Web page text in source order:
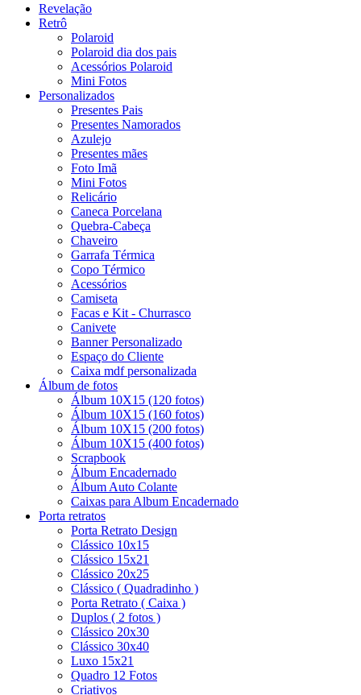
Revelação
Retrô
Polaroid
Polaroid dia dos pais
Acessórios Polaroid
Mini Fotos
Personalizados
Presentes Pais
Presentes Namorados
Azulejo
Presentes mães
Foto Imã
Mini Fotos
Relicário
Caneca Porcelana
Quebra-Cabeça
Chaveiro
Garrafa Térmica
Copo Térmico
Acessórios
Camiseta
Facas e Kit - Churrasco
Canivete
Banner Personalizado
Espaço do Cliente
Caixa mdf personalizada
Álbum de fotos
Álbum 10X15 (120 fotos)
Álbum 10X15 (160 fotos)
Álbum 10X15 (200 fotos)
Álbum 10X15 (400 fotos)
Scrapbook
Álbum Encadernado
Álbum Auto Colante
Caixas para Album Encadernado
Porta retratos
Porta Retrato Design
Clássico 10x15
Clássico 15x21
Clássico 20x25
Clássico ( Quadradinho )
Porta Retrato ( Caixa )
Duplos ( 2 fotos )
Clássico 20x30
Clássico 30x40
Luxo 15x21
Quadro 12 Fotos
Criativos